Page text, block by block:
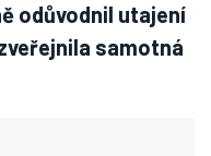
odůvodnil utajení
samotná